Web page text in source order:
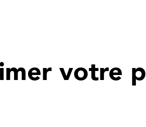
votre